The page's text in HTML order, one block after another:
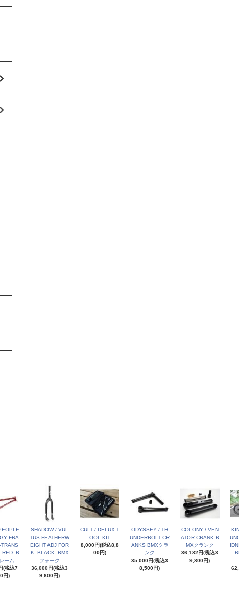
FRA
RED- B
ーム
(税込7
円)
SHADOW / VUL
TUS FEATHERW
EIGHT ADJ FOR
K -BLACK- BMX
フォーク
36,000円(税込3
9,600円)
CULT / DELUX T
OOL KIT
8,000円(税込8,8
00円)
ODYSSEY / TH
UNDERBOLT CR
ANKS BMXクラ
ンク
35,000円(税込3
8,500円)
COLONY / VEN
ATOR CRANK B
MXクランク
36,182円(税込3
9,800円)
-